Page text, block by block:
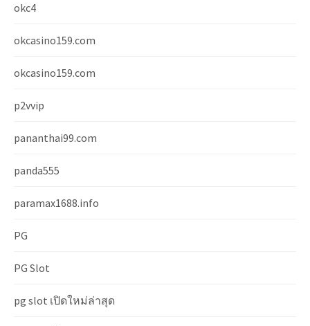
okc4
okcasino159.com
okcasino159.com
p2vvip
pananthai99.com
panda555
paramax1688.info
PG
PG Slot
pg slot เปิดใหม่ล่าสุด